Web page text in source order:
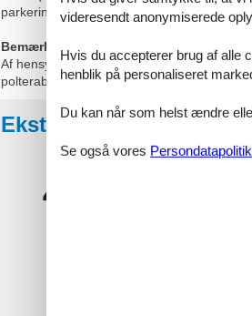
parkering, swimmingpool(privat,
Bemærk:
Af hensyn til ro, lejes dette sommerhus
polterabend eller fest med stort alkohol
Eksterne anmeldelser
4,2
videresendt anonymiserede
Hvis du accepterer brug af alle
henblik på personaliseret
Du kan når som helst ændre
Se også vores Persondatapolitik